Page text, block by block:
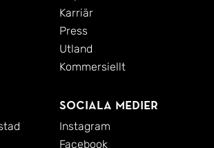
Karriär
Press
Utland
Kommersiellt
Sociala medier
Instagram
Facebook